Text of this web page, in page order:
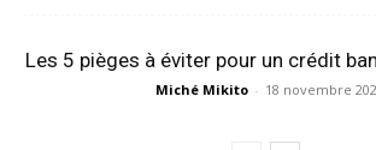
Les 5 pièges à éviter pour un crédit
Miché Mikito - 18 novembre